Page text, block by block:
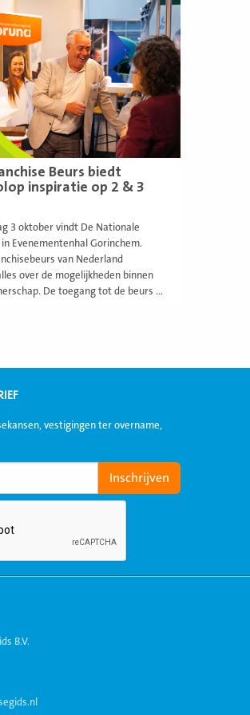
Beurs biedt
inspiratie op 2 & 3
3 oktober vindt De Nationale
Evenementenhal Gorinchem.
van Nederland
over de mogelijkheden binnen
De toegang tot de beurs ...
vestigingen ter overname,
B.V.